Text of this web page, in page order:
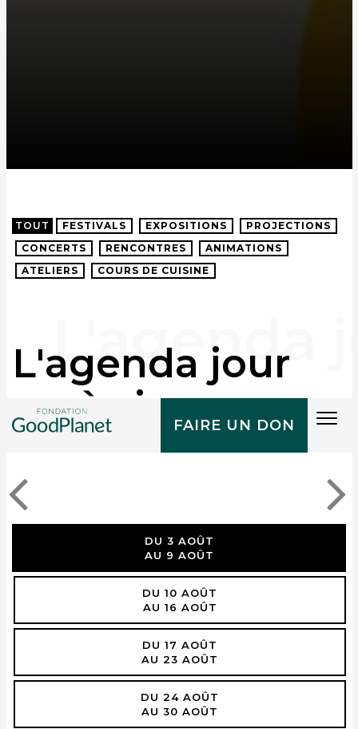
FAIRE UN DON
TOUT FESTIVALS EXPOSITIONS
PROJECTIONS
CONCERTS
RENCONTRES
ANIMATIONS
ATELIERS
COURS DE CUISINE
L'agenda jour
après jour
DU 3 AOÛT
AU 9 AOÛT
DU 10 AOÛT
AU 16 AOÛT
DU 17 AOÛT
AU 23 AOÛT
DU 24 AOÛT
AU 30 AOÛT